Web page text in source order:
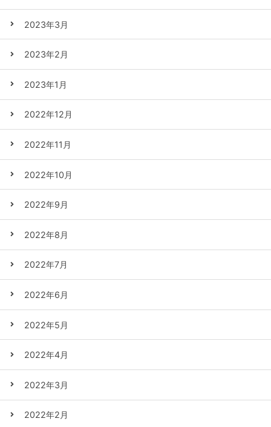
2023年3月
2023年2月
2023年1月
2022年12月
2022年11月
2022年10月
2022年9月
2022年8月
2022年7月
2022年6月
2022年5月
2022年4月
2022年3月
2022年2月